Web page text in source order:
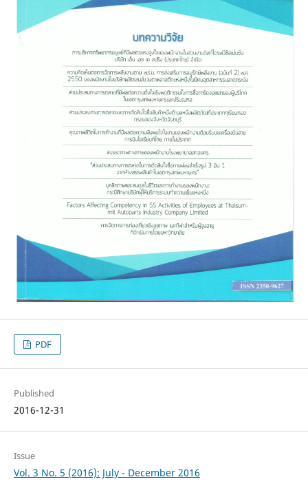
PDF
Published
2016-12-31
Issue
Vol. 3 No. 5 (2016): July - December 2016